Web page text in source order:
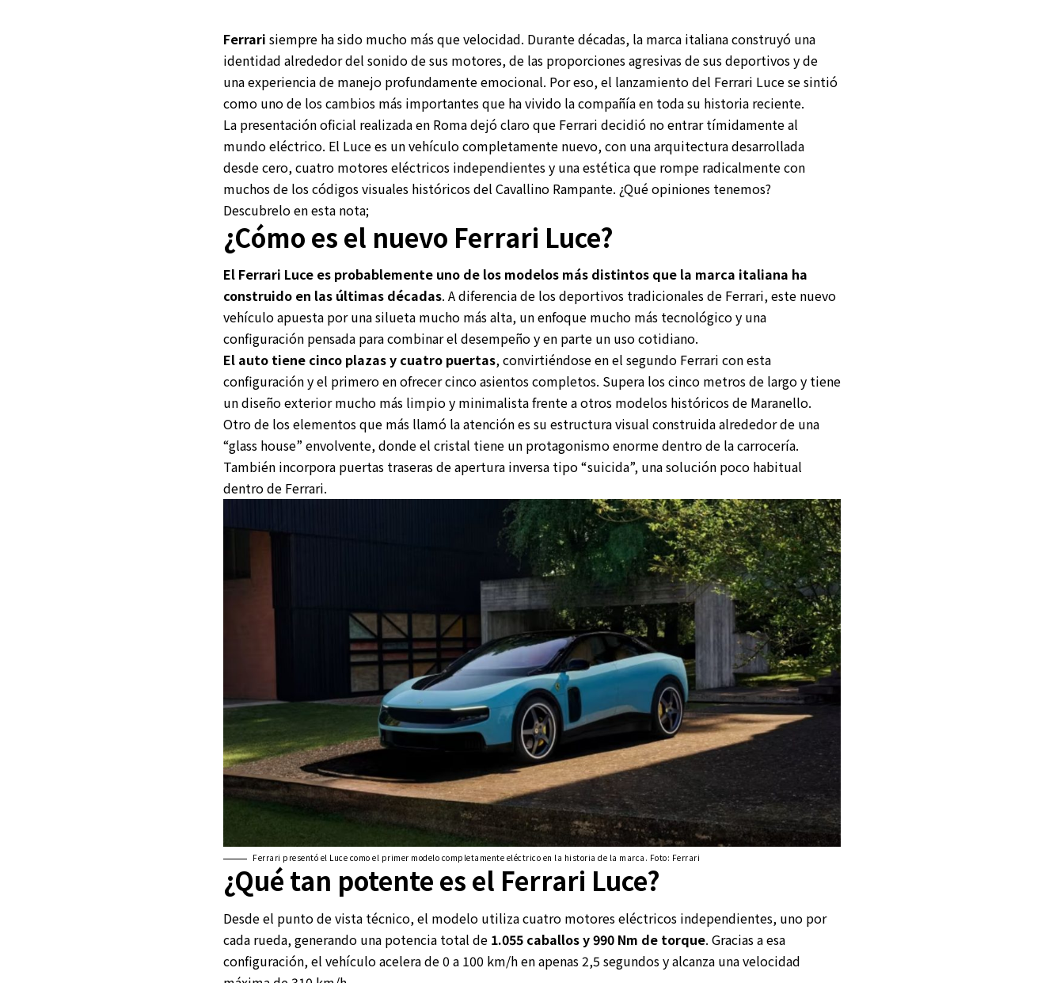
Ferrari siempre ha sido mucho más que velocidad. Durante décadas, la marca italiana construyó una
identidad alrededor del sonido de sus motores, de las proporciones agresivas de sus deportivos y de
una experiencia de manejo profundamente emocional. Por eso, el lanzamiento del Ferrari Luce se sintió
como uno de los cambios más importantes que ha vivido la compañía en toda su historia reciente.
La presentación oficial realizada en Roma dejó claro que Ferrari decidió no entrar tímidamente al
mundo eléctrico. El Luce es un vehículo completamente nuevo, con una arquitectura desarrollada
desde cero, cuatro motores eléctricos independientes y una estética que rompe radicalmente con
muchos de los códigos visuales históricos del Cavallino Rampante. ¿Qué opiniones tenemos?
Descubrelo en esta nota;
¿Cómo es el nuevo Ferrari Luce?
El Ferrari Luce es probablemente uno de los modelos más distintos que la marca italiana ha
construido en las últimas décadas. A diferencia de los deportivos tradicionales de Ferrari, este nuevo
vehículo apuesta por una silueta mucho más alta, un enfoque mucho más tecnológico y una
configuración pensada para combinar el desempeño y en parte un uso cotidiano.
El auto tiene cinco plazas y cuatro puertas, convirtiéndose en el segundo Ferrari con esta
configuración y el primero en ofrecer cinco asientos completos. Supera los cinco metros de largo y tiene
un diseño exterior mucho más limpio y minimalista frente a otros modelos históricos de Maranello.
Otro de los elementos que más llamó la atención es su estructura visual construida alrededor de una
“glass house” envolvente, donde el cristal tiene un protagonismo enorme dentro de la carrocería.
También incorpora puertas traseras de apertura inversa tipo “suicida”, una solución poco habitual
dentro de Ferrari.
Ferrari presentó el Luce como el primer modelo completamente eléctrico en la historia de la marca. Foto: Ferrari
¿Qué tan potente es el Ferrari Luce?
Desde el punto de vista técnico, el modelo utiliza cuatro motores eléctricos independientes, uno por
cada rueda, generando una potencia total de 1.055 caballos y 990 Nm de torque. Gracias a esa
configuración, el vehículo acelera de 0 a 100 km/h en apenas 2,5 segundos y alcanza una velocidad